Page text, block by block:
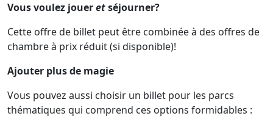
Vous voulez joueretséjourner?
Cette offre de billet peut être combinée à des offres de
chambre à prix réduit (si disponible)!
Ajouter plus de magie
Vous pouvez aussi choisir un billet pour les parcs
thématiques qui comprend ces options formidables :